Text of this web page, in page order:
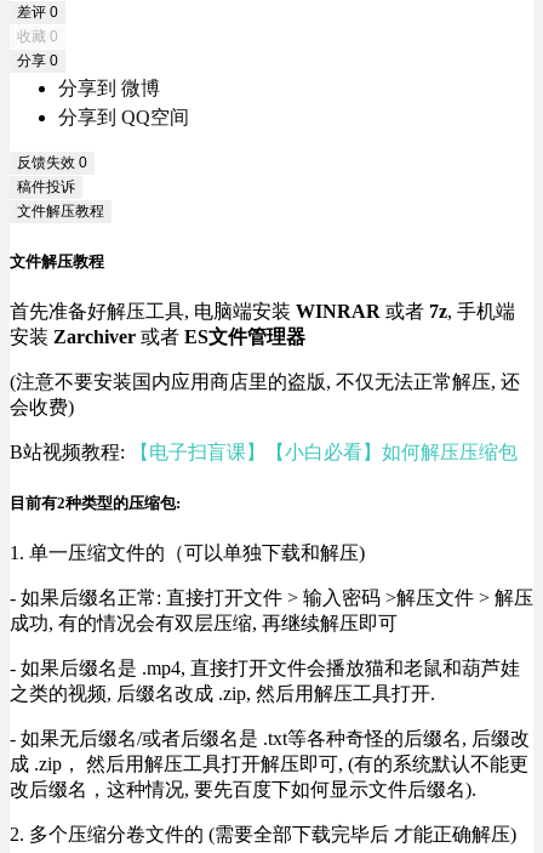
差评 0
收藏 0
分享 0
分享到 微博
分享到 QQ空间
反馈失效 0
稿件投诉
文件解压教程
文件解压教程
首先准备好解压工具, 电脑端安装 WINRAR 或者 7z, 手机端
安装 Zarchiver 或者 ES文件管理器
(注意不要安装国内应用商店里的盗版, 不仅无法正常解压, 还
会收费)
B站视频教程: 【电子扫盲课】【小白必看】如何解压压缩包
目前有2种类型的压缩包:
1. 单一压缩文件的（可以单独下载和解压)
- 如果后缀名正常: 直接打开文件 > 输入密码 >解压文件 > 解压
成功, 有的情况会有双层压缩, 再继续解压即可
- 如果后缀名是 .mp4, 直接打开文件会播放猫和老鼠和葫芦娃
之类的视频, 后缀名改成 .zip, 然后用解压工具打开.
- 如果无后缀名/或者后缀名是 .txt等各种奇怪的后缀名, 后缀改
成 .zip， 然后用解压工具打开解压即可, (有的系统默认不能更
改后缀名，这种情况, 要先百度下如何显示文件后缀名).
2. 多个压缩分卷文件的 (需要全部下载完毕后 才能正确解压)